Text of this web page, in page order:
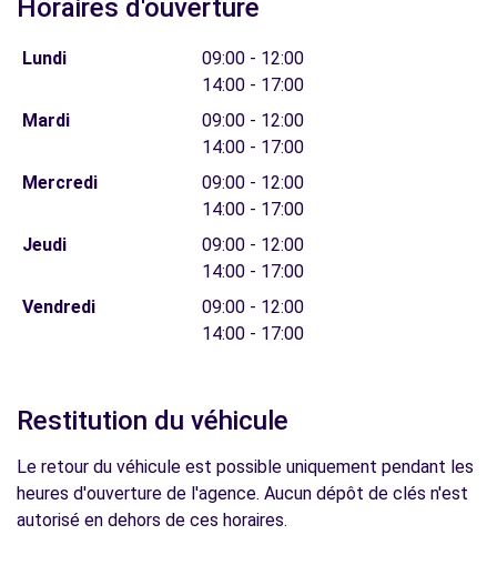
Horaires d'ouverture
Lundi
09:00 - 12:00
14:00 - 17:00
Mardi
09:00 - 12:00
14:00 - 17:00
Mercredi
09:00 - 12:00
14:00 - 17:00
Jeudi
09:00 - 12:00
14:00 - 17:00
Vendredi
09:00 - 12:00
14:00 - 17:00
Restitution du véhicule
Le retour du véhicule est possible uniquement pendant les
heures d'ouverture de l'agence. Aucun dépôt de clés n'est
autorisé en dehors de ces horaires.